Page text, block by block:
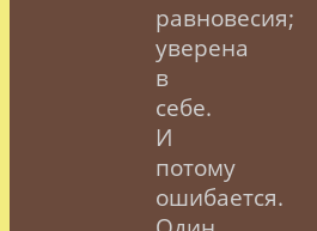
равновесия;
уверена
в
себе.
И
потому
ошибается.